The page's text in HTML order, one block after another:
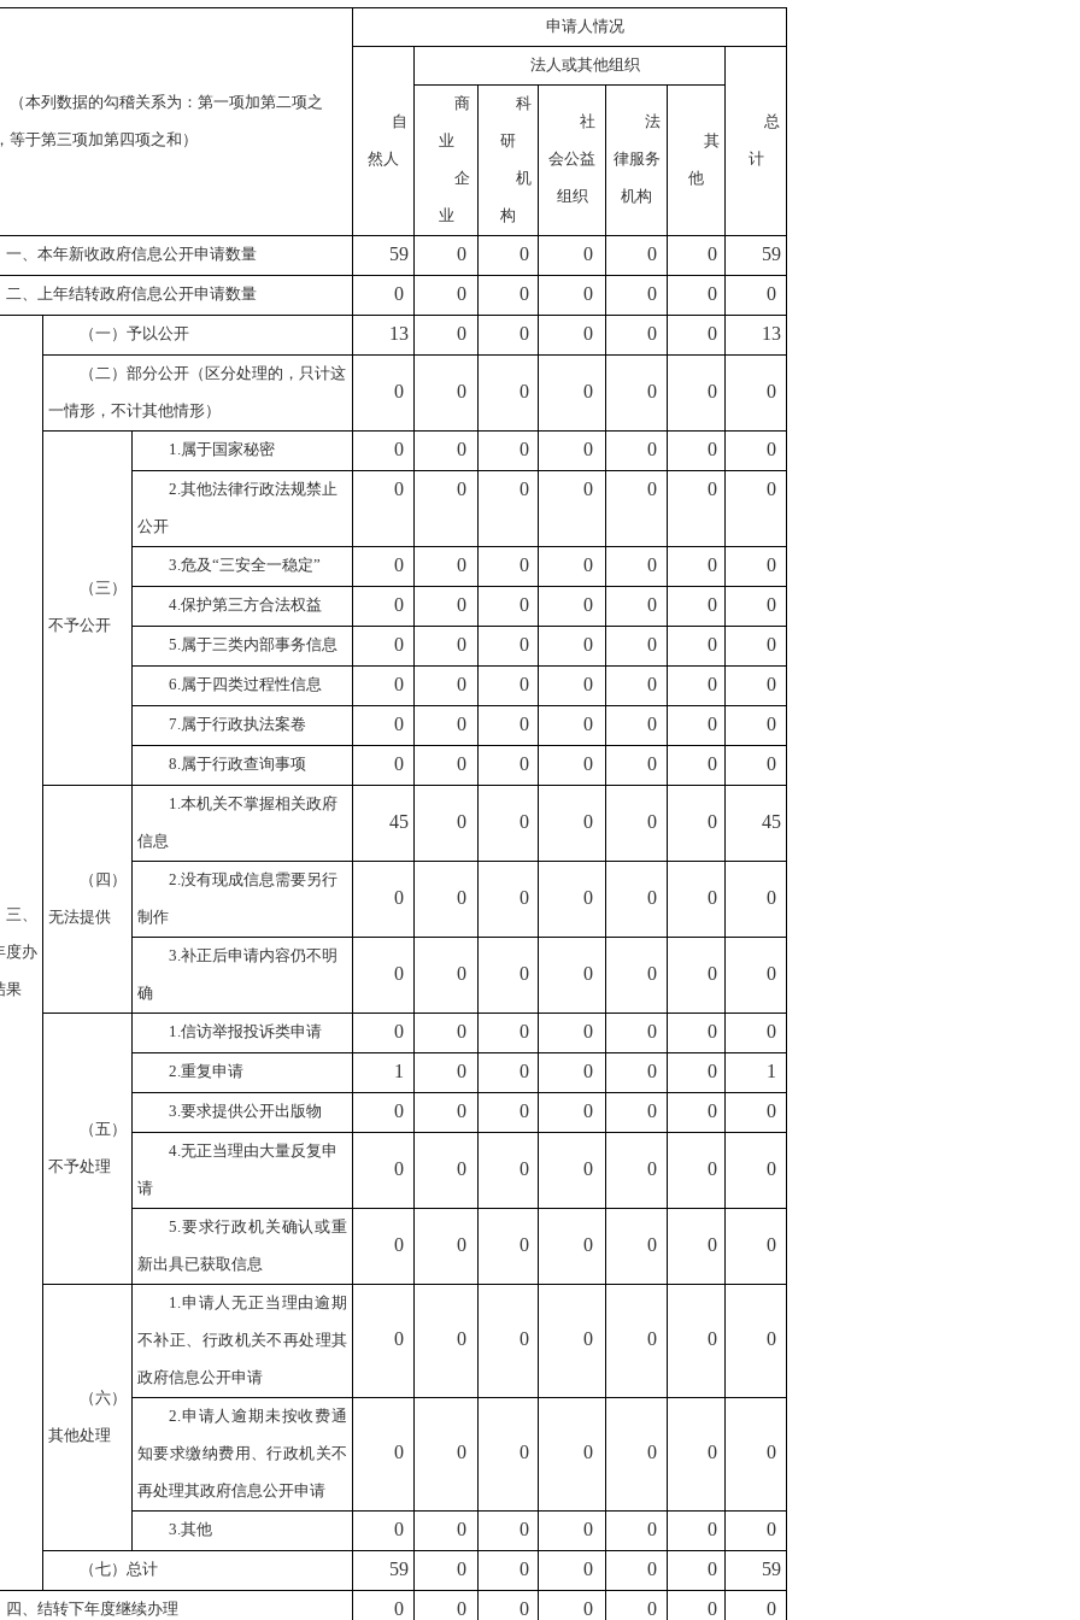
（本列数据的勾稽关系为：第一项加第二项之
等于第三项加第四项之和）
申请人情况
自
然人
法人或其他组织
总
计
商
业
企
业
科
研
机
构
社
会公益
组织
法
律服务
机构
其
他
一、本年新收政府信息公开申请数量 59 0 0 0 0 0 59
二、上年结转政府信息公开申请数量 0 0 0 0 0 0 0
三、
度办
果
（一）予以公开 13 0 0 0 0 0 13
（二）部分公开 （区分处理的，只计这
一情形，不计其他情形）
0 0 0 0 0 0 0
（三）
不予公开
1.属于国家秘密 0 0 0 0 0 0 0
2.其他法律行政法规禁止
公开
0 0 0 0 0 0 0
3.危及“三安全一稳定” 0 0 0 0 0 0 0
4.保护第三方合法权益 0 0 0 0 0 0 0
5.属于三类内部事务信息 0 0 0 0 0 0 0
6.属于四类过程性信息 0 0 0 0 0 0 0
7.属于行政执法案卷 0 0 0 0 0 0 0
8.属于行政查询事项 0 0 0 0 0 0 0
（四）
无法提供
1.本机关不掌握相关政府
信息
45 0 0 0 0 0 45
2.没有现成信息需要另行
制作
0 0 0 0 0 0 0
3.补正后申请内容仍不明
确
0 0 0 0 0 0 0
（五）
不予处理
1.信访举报投诉类申请 0 0 0 0 0 0 0
2.重复申请 1 0 0 0 0 0 1
3.要求提供公开出版物 0 0 0 0 0 0 0
4.无正当理由大量反复申
请
0 0 0 0 0 0 0
5.要求行政机关确认或重
新出具已获取信息
0 0 0 0 0 0 0
（六）
其他处理
1.申请人无正当理由逾期
不补正、行政机关不再处理其
政府信息公开申请
0 0 0 0 0 0 0
2.申请人逾期未按收费通
知要求缴纳费用、行政机关不
再处理其政府信息公开申请
0 0 0 0 0 0 0
3.其他 0 0 0 0 0 0 0
（七）总计 59 0 0 0 0 0 59
四、结转下年度继续办理 0 0 0 0 0 0 0